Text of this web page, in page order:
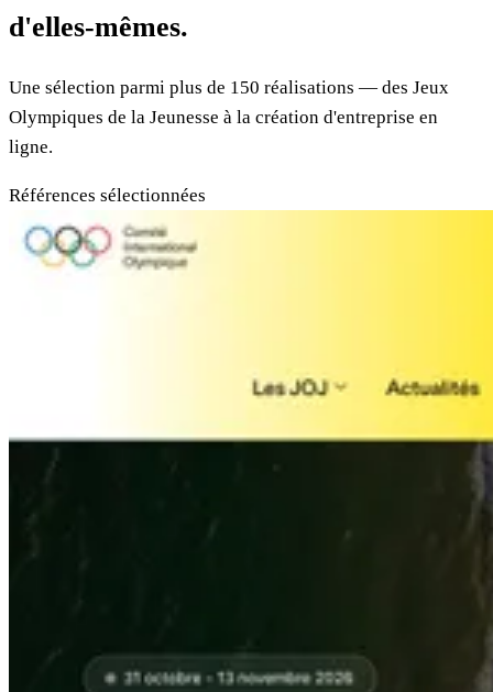
d'elles-mêmes.
Une sélection parmi plus de 150 réalisations — des Jeux
Olympiques de la Jeunesse à la création d'entreprise en
ligne.
Références sélectionnées